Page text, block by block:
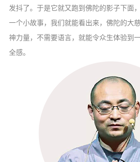
戒幢论坛
寺院巡览
发抖了。于是它就又跑到佛陀的影子下面
一个小故事，我们就能看出来，佛陀的大
神力量，不需要语言，就能令众生体验到
全感。